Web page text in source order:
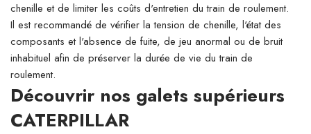
chenille et de limiter les coûts d'entretien du train de roulement.
Il est recommandé de vérifier la tension de chenille, l'état des
composants et l'absence de fuite, de jeu anormal ou de bruit
inhabituel afin de préserver la durée de vie du train de
roulement.
Découvrir nos galets supérieurs
CATERPILLAR